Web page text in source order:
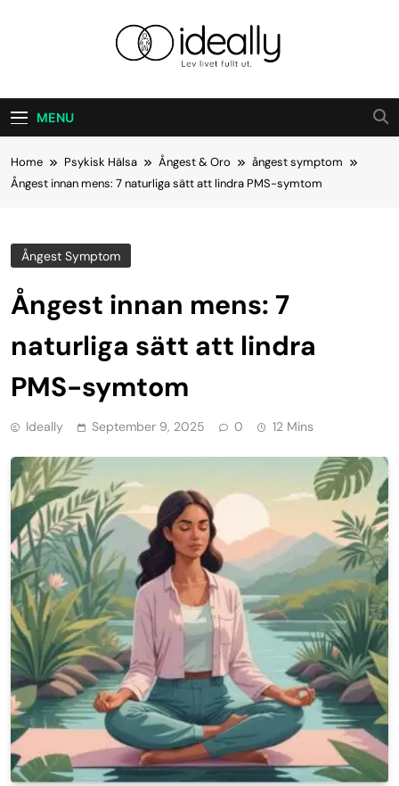
Ideally
MENU
Home Psykisk Hälsa Ångest & Oro
ångest symptom
Ångest innan mens: 7 naturliga sätt att lindra PMS-symtom
Ångest Symptom
Ångest innan mens: 7
naturliga sätt att lindra
PMS-symtom
Ideally September 9, 2025 0 12 Mins